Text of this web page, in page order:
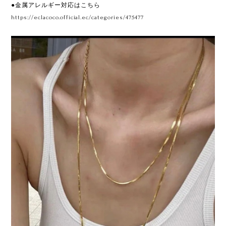
●金属アレルギー対応はこちら
https://eclacoco.official.ec/categories/475477